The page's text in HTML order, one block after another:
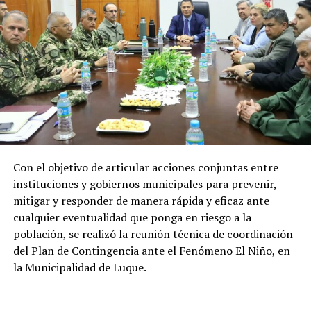
para el desarrollo económico, social y
energético del país
Los recursos provenientes de los royalties tienen como
destino el financiamiento de gastos contemplados en el
Presupuesto General de la Nación (PGN), ejecutadas por
el Ministerio de Economía y Finanzas (MEF) destinada a
gobernaciones y municipios para la ejecución de obras y
proyectos.
Por el lado de los fondos provenientes de la cesión de
energía son destinados al Fondo Nacional de
Alimentación Escolar (Fonae), permitiendo fortalecer
las inversiones de los gobiernos departamentales y
municipales en esta materia.
En tanto que los pagos realizados a la ANDE
Con el objetivo de articular acciones conjuntas entre
instituciones y gobiernos municipales para prevenir,
mitigar y responder de manera rápida y eficaz ante
cualquier eventualidad que ponga en riesgo a la
población, se realizó la reunión técnica de coordinación
del Plan de Contingencia ante el Fenómeno El Niño, en
la Municipalidad de Luque.